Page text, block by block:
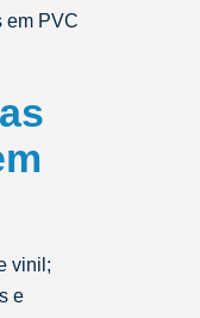
vinil;
e